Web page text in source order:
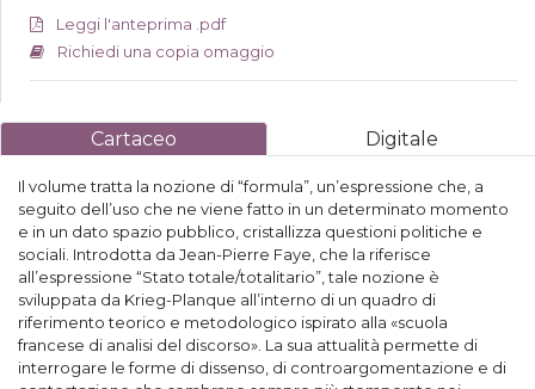
Leggi l'anteprima .pdf
Richiedi una copia omaggio
Cartaceo Digitale
Il volume tratta la nozione di “formula”, un’espressione che, a
seguito dell’uso che ne viene fatto in un determinato momento
e in un dato spazio pubblico, cristallizza questioni politiche e
sociali. Introdotta da Jean-Pierre Faye, che la riferisce
all’espressione “Stato totale/totalitario”, tale nozione è
sviluppata da Krieg-Planque all’interno di un quadro di
riferimento teorico e metodologico ispirato alla «scuola
francese di analisi del discorso». La sua attualità permette di
interrogare le forme di dissenso, di controargomentazione e di